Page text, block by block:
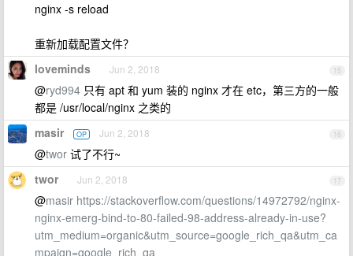
nginx -s reload
重新加载配置文件？
15
loveminds Jun 2, 2018
@ryd994 只有 apt 和 yum 装的 nginx 才在 etc，第三方的一般
都是 /usr/local/nginx 之类的
16
masir OP Jun 2, 2018
@twor 试了不行~
17
twor Jun 2, 2018
@masir https://stackoverflow.com/questions/14972792/nginx-
nginx-emerg-bind-to-80-failed-98-address-already-in-use?
utm_medium=organic&utm_source=google_rich_qa&utm_ca
mpaign=google_rich_qa